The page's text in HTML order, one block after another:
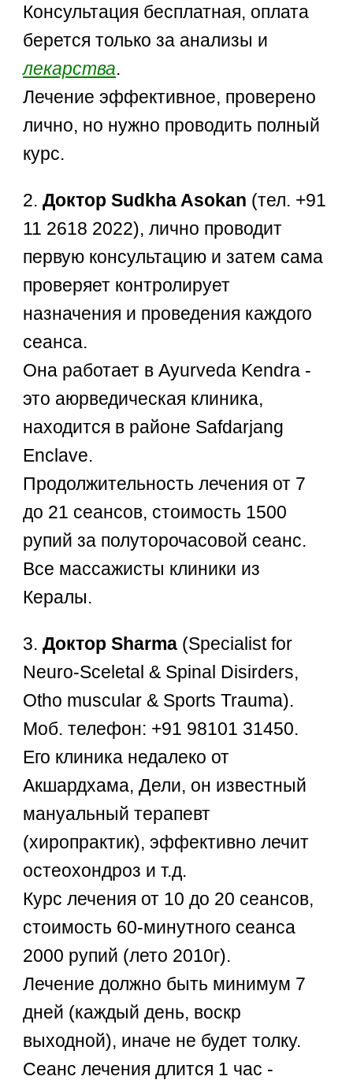
Консультация бесплатная, оплата
берется только за анализы и
лекарства.
Лечение эффективное, проверено
лично, но нужно проводить полный
курс.
2.Доктор Sudkha Asokan (тел. +91
11 2618 2022), лично проводит
первую консультацию и затем сама
проверяет контролирует
назначения и проведения каждого
сеанса.
Она работает в Ayurveda Kendra -
это аюрведическая клиника,
находится в районе Safdarjang
Enclave.
Продолжительность лечения от 7
до 21 сеансов, стоимость 1500
рупий за полуторочасовой сеанс.
Все массажисты клиники из
Кералы.
3.Доктор Sharma (Specialist for
Neuro-Sceletal & Spinal Disirders,
Otho muscular & Sports Trauma).
Моб. телефон: +91 98101 31450.
Его клиника недалеко от
Акшардхама, Дели, он известный
мануальный терапевт
(хиропрактик), эффективно лечит
остеохондроз и т.д.
Курс лечения от 10 до 20 сеансов,
стоимость 60-минутного сеанса
2000 рупий (лето 2010г).
Лечение должно быть минимум 7
дней (каждый день, воскр
выходной), иначе не будет толку.
Сеанс лечения длится 1 час -